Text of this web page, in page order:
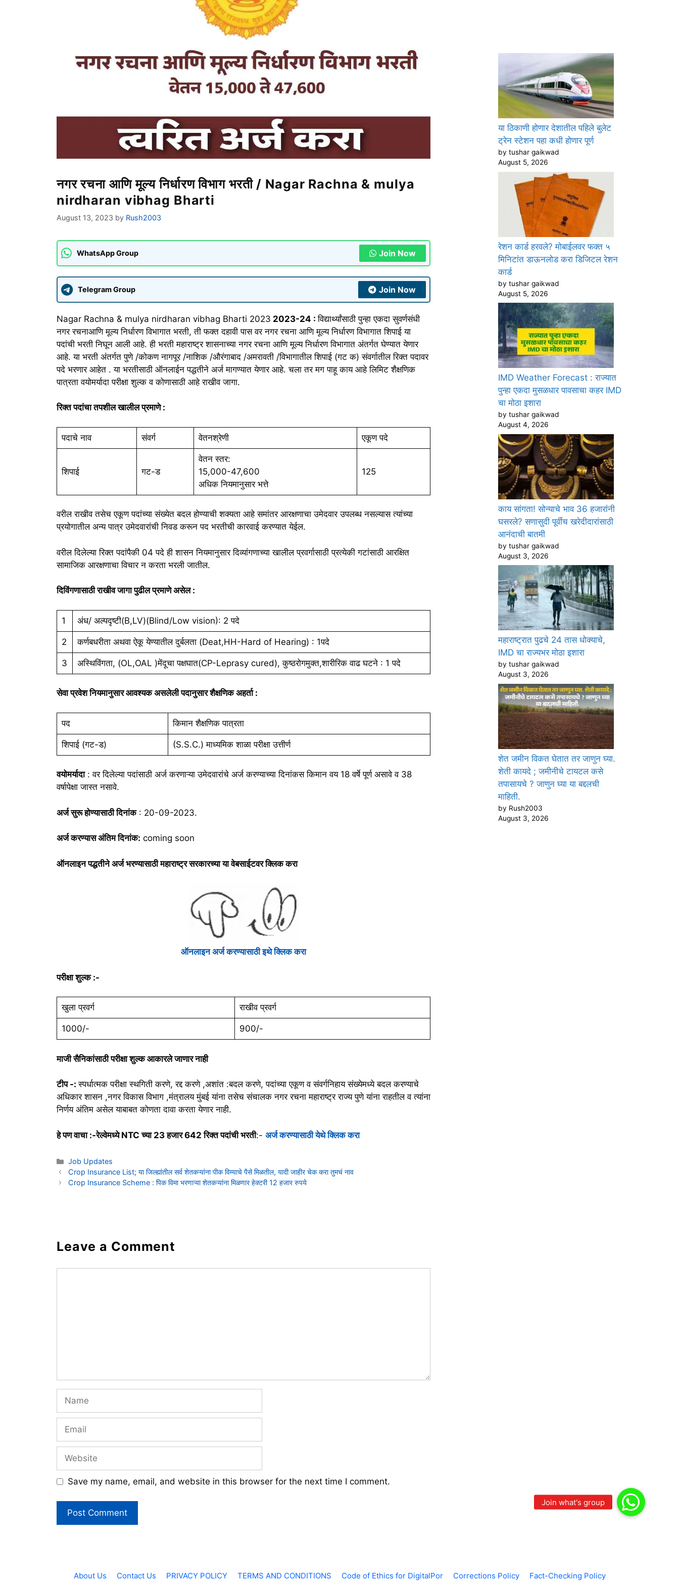
नगर रचना आणि मूल्य निर्धारण विभाग भरती / Nagar Rachna & mulya
nirdharan vibhag Bharti
August 13, 2023 by Rush2003
WhatsApp Group Join Now
Telegram Group Join Now
Nagar Rachna & mulya nirdharan vibhag Bharti 2023 2023-24 :विद्यार्थ्यांसाठी पुन्हा एकदा सुवर्णसंधी
नगर रचनाआणि मूल्य निर्धारण विभागात भरती, ती फक्त दहावी पास वर नगर रचना आणि मूल्य निर्धारण विभागात शिपाई या
पदांची भरती निघून आली आहे. ही भरती महाराष्ट्र शासनाच्या नगर रचना आणि मूल्य निर्धारण विभागात अंतर्गत घेण्यात येणार
आहे. या भरती अंतर्गत पुणे /कोकण नागपूर /नाशिक /औरंगाबाद /अमरावती /विभागातील शिपाई (गट क) संवर्गातील रिक्त पदावर
पदे भरणार आहेत . या भरतीसाठी ऑनलाईन पद्धतीने अर्ज मागण्यात येणार आहे. चला तर मग पाहू काय आहे लिमिट शैक्षणिक
पात्रता वयोमर्यादा परीक्षा शुल्क व कोणासाठी आहे राखीव जागा.
रिक्त पदांचा तपशील खालील प्रमाणे :
पदाचे नाव संवर्ग वेतनश्रेणी एकूण पदे
शिपाई गट-ड
वेतन स्तर:
15,000-47,600
अधिक नियमानुसार भत्ते
125
वरील राखीव तसेच एकूण पदांच्या संख्येत बदल होण्याची शक्यता आहे समांतर आरक्षणाचा उमेदवार उपलब्ध नसल्यास त्यांच्या
प्रयोगातील अन्य पात्र उमेदवारांची निवड करून पद भरतीची कारवाई करण्यात येईल.
वरील दिलेल्या रिक्त पदांपैकी 04 पदे ही शासन नियमानुसार दिव्यांगणाच्या खालील प्रवर्गासाठी प्रत्येकी गटांसाठी आरक्षित
सामाजिक आरक्षणाचा विचार न करता भरली जातील.
दिविंगणासाठी राखीव जागा पुढील प्रमाणे असेल :
1 अंध/ अल्पदृष्टी(B,LV)(Blind/Low vision): 2 पदे
2 कर्णबधरीता अथवा ऐकू येण्यातील दुर्बलता (Deat,HH-Hard of Hearing) : 1पदे
3 अस्थिविंगता, (OL,OAL )मेंदूचा पक्षघात(CP-Leprasy cured), कुष्ठरोगमुक्त,शारीरिक वाढ घटने : 1 पदे
सेवा प्रवेश नियमानुसार आवश्यक असलेली पदानुसार शैक्षणिक अहर्ता :
पद किमान शैक्षणिक पात्रता
शिपाई (गट-ड) (S.S.C.) माध्यमिक शाळा परीक्षा उत्तीर्ण
वयोमर्यादा: वर दिलेल्या पदांसाठी अर्ज करणाऱ्या उमेदवारांचे अर्ज करण्याच्या दिनांकस किमान वय 18 वर्षे पूर्ण असावे व 38
वर्षापेक्षा जास्त नसावे.
अर्ज सुरू होण्यासाठी दिनांक: 20-09-2023.
अर्ज करण्यास अंतिम दिनांक: coming soon
ऑनलाइन पद्धतीने अर्ज भरण्यासाठी महाराष्ट्र सरकारच्या या वेबसाईटवर क्लिक करा
ऑनलाइन अर्ज करण्यासाठी इथे क्लिक करा
परीक्षा शुल्क :-
खुला प्रवर्ग राखीव प्रवर्ग
1000/- 900/-
माजी सैनिकांसाठी परीक्षा शुल्क आकारले जाणार नाही
टीप -:स्पर्धात्मक परीक्षा स्थगिती करणे, रद्द करणे ,अशांत :बदल करणे, पदांच्या एकूण व संवर्गनिहाय संख्येमध्ये बदल करण्याचे
अधिकार शासन ,नगर विकास विभाग ,मंत्रालय मुंबई यांना तसेच संचालक नगर रचना महाराष्ट्र राज्य पुणे यांना राहतील व त्यांना
निर्णय अंतिम असेल याबाबत कोणता दावा करता येणार नाही.
हे पण वाचा :-रेल्वेमध्ये NTC च्या 23 हजार 642 रिक्त पदांची भरती:- अर्ज करण्यासाठी येथे क्लिक करा
Categories
Job Updates
Crop Insurance List; या जिल्ह्यांतील सर्व शेतकऱ्यांना पीक विम्याचे पैसे मिळतील, यादी जाहीर चेक करा तुमचं नाव
Crop Insurance Scheme : पिक विमा भरणाऱ्या शेतकऱ्यांना मिळणार हेक्टरी 12 हजार रुपये
Leave a Comment
Name
Email
Website
Save my name, email, and website in this browser for the next time I comment.
या ठिकाणी होणार देशातील पहिले बुलेट
ट्रेन स्टेशन पहा कधी होणार पूर्ण
by tushar gaikwad
August 5, 2026
रेशन कार्ड हरवले? मोबाईलवर फक्त ५
मिनिटांत डाऊनलोड करा डिजिटल रेशन
कार्ड
by tushar gaikwad
August 5, 2026
IMD Weather Forecast : राज्यात
पुन्हा एकदा मुसळधार पावसाचा कहर IMD
चा मोठा इशारा
by tushar gaikwad
August 4, 2026
काय सांगता! सोन्याचे भाव 36 हजारांनी
घसरले? सणासुदी पूर्वीच खरेदीदारांसाठी
आनंदाची बातमी
by tushar gaikwad
August 3, 2026
महाराष्ट्रात पुढचे 24 तास धोक्याचे,
IMD चा राज्यभर मोठा इशारा
by tushar gaikwad
August 3, 2026
शेत जमीन विकत घेतात तर जाणुन घ्या.
शेती कायदे ; जमीनीचे टायटल कसे
तपासायचे ? जाणुन घ्या या बद्दलची
माहिती.
by Rush2003
August 3, 2026
About Us Contact Us PRIVACY POLICY TERMS AND CONDITIONS Code of Ethics for DigitalPor Corrections Policy Fact-Checking Policy